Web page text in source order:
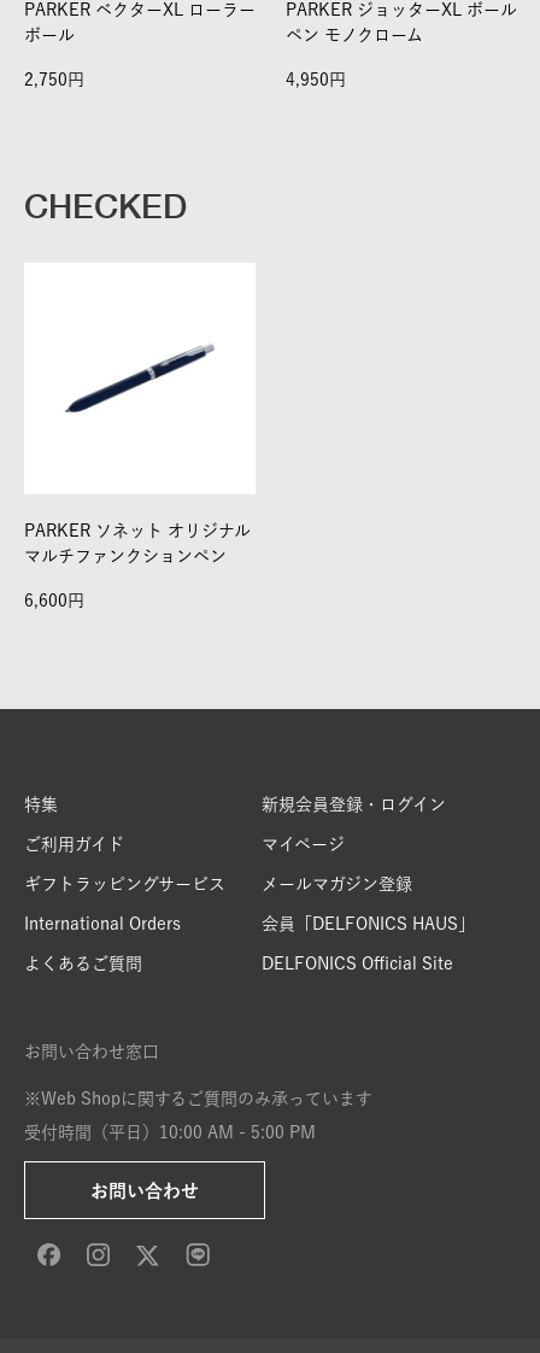
PARKER ベクターXL ローラー
ボール
2,750
PARKER ジョッターXL ボール
ペン モノクローム
4,950
CHECKED
PARKER ソネット オリジナル
マルチファンクションペン
6,600
特集
ご利用ガイド
ギフトラッピングサービス
International Orders
よくあるご質問
新規会員登録・ログイン
マイページ
メールマガジン登録
会員「DELFONICS HAUS」
DELFONICS Official Site
お問い合わせ窓口
※Web Shopに関するご質問のみ承っています
受付時間（平日）10:00 AM - 5:00 PM
お問い合わせ